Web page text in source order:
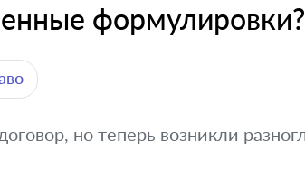
формулировки?
но теперь возникли